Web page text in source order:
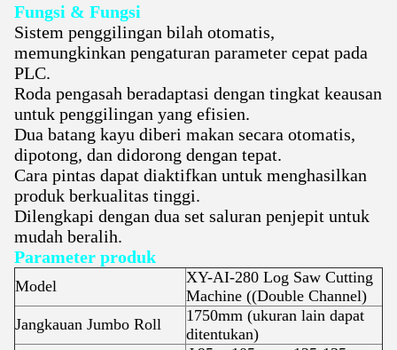
Fungsi & Fungsi
Sistem penggilingan bilah otomatis,
memungkinkan pengaturan parameter cepat pada
PLC.
Roda pengasah beradaptasi dengan tingkat keausan
untuk penggilingan yang efisien.
Dua batang kayu diberi makan secara otomatis,
dipotong, dan didorong dengan tepat.
Cara pintas dapat diaktifkan untuk menghasilkan
produk berkualitas tinggi.
Dilengkapi dengan dua set saluran penjepit untuk
mudah beralih.
Parameter produk
Model
XY-AI-280 Log Saw Cutting
Machine ((Double Channel)
Jangkauan Jumbo Roll
1750mm (ukuran lain dapat
ditentukan)